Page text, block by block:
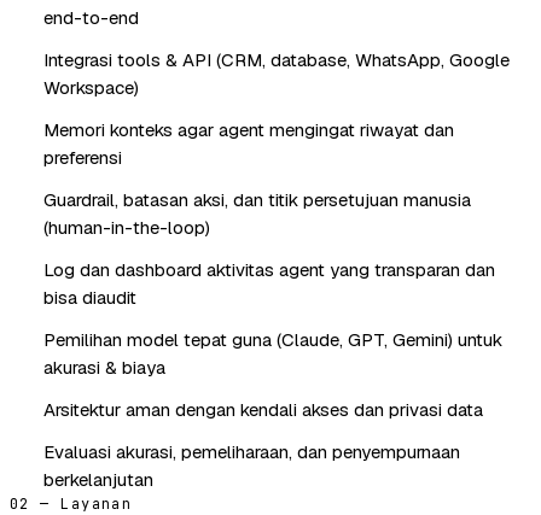
end-to-end
Integrasi tools & API (CRM, database, WhatsApp, Google
Workspace)
Memori konteks agar agent mengingat riwayat dan
preferensi
Guardrail, batasan aksi, dan titik persetujuan manusia
(human-in-the-loop)
Log dan dashboard aktivitas agent yang transparan dan
bisa diaudit
Pemilihan model tepat guna (Claude, GPT, Gemini) untuk
akurasi & biaya
Arsitektur aman dengan kendali akses dan privasi data
Evaluasi akurasi, pemeliharaan, dan penyempurnaan
berkelanjutan
02 — Layanan